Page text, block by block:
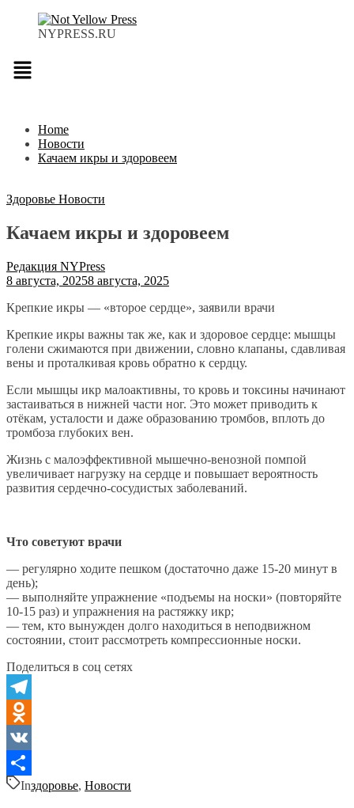
NYPRESS.RU
Меню
Home
Новости
Качаем икры и здоровеем
Здоровье Новости
Качаем икры и здоровеем
Редакция NYPress
8 августа, 20258 августа, 2025
Крепкие икры — «второе сердце», заявили врачи
Крепкие икры важны так же, как и здоровое сердце: мышцы
голени сжимаются при движении, словно клапаны, сдавливая
вены и проталкивая кровь обратно к сердцу.
Если мышцы икр малоактивны, то кровь и токсины начинают
застаиваться в нижней части ног. Это может приводить к
отёкам, усталости и даже образованию тромбов, вплоть до
тромбоза глубоких вен.
Жизнь с малоэффективной мышечно-венозной помпой
увеличивает нагрузку на сердце и повышает вероятность
развития сердечно-сосудистых заболеваний.
Что советуют врачи
— регулярно ходите пешком (достаточно даже 15-20 минут в
день);
— выполняйте упражнение «подъемы на носки» (повторяйте
10-15 раз) и упражнения на растяжку икр;
— тем, кто вынужден долго находиться в неподвижном
состоянии, стоит рассмотреть компрессионные носки.
Поделиться в соц сетях
Telegram
Odnoklassniki
VK
Отправить
Inздоровье, Новости